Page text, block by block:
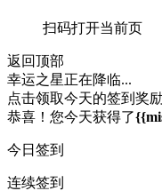
扫码打开当前页
返回顶部
幸运之星正在降临...
点击领取今天的签到奖励
恭喜！您今天获得了
今日签到
连续签到